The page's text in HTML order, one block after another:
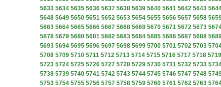
5633 5634 5635 5636 5637 5638 5639 5640 5641 5642 5643
5648 5649 5650 5651 5652 5653 5654 5655 5656 5657 5658
5663 5664 5665 5666 5667 5668 5669 5670 5671 5672 5673
5678 5679 5680 5681 5682 5683 5684 5685 5686 5687 5688
5693 5694 5695 5696 5697 5698 5699 5700 5701 5702 5703
5708 5709 5710 5711 5712 5713 5714 5715 5716 5717 5718 5719
5723 5724 5725 5726 5727 5728 5729 5730 5731 5732 5733
5738 5739 5740 5741 5742 5743 5744 5745 5746 5747 5748
5753 5754 5755 5756 5757 5758 5759 5760 5761 5762 5763